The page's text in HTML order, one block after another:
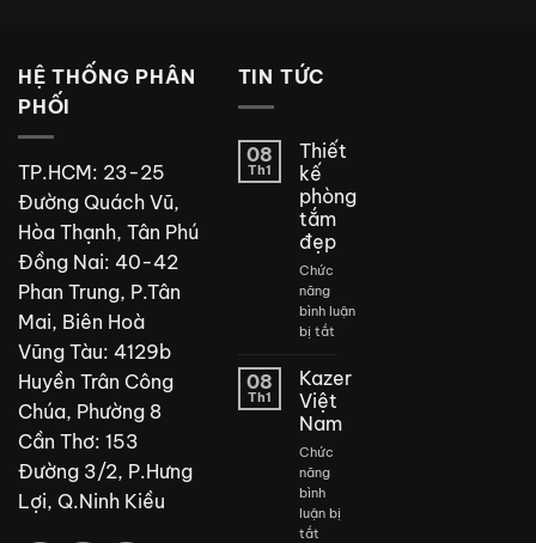
HỆ THỐNG PHÂN
PHỐI
TP.HCM: 23-25
Đường Quách Vũ,
Hòa Thạnh, Tân Phú
Đồng Nai: 40-42
Phan Trung, P.Tân
Mai, Biên Hoà
Vũng Tàu: 4129b
Huyền Trân Công
Chúa, Phường 8
Cần Thơ: 153
Đường 3/2, P.Hưng
Lợi, Q.Ninh Kiều
TIN TỨC
08
Th1
Thiết
kế
phòng
tắm
đẹp
Chức
năng
bình luận
bị tắtở
kế
phòng
tắm
đẹp
08
Th1
Kazer
Việt
Nam
Chức
năng
bình
luận bị
tắtở